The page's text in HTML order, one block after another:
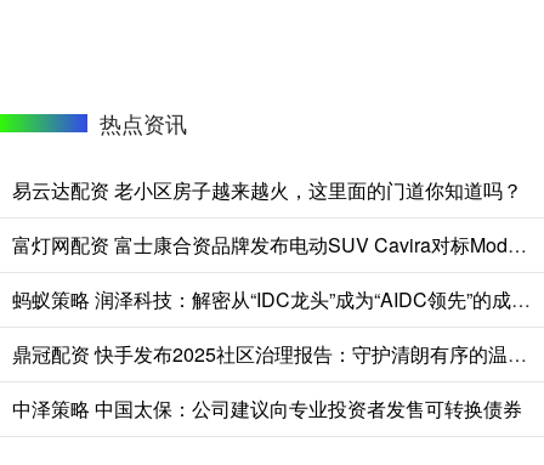
热点资讯
易云达配资 老小区房子越来越火，这里面的门道你知道吗？
富灯网配资 富士康合资品牌发布电动SUV Cavira对标Model Y
蚂蚁策略 润泽科技：解密从“IDC龙头”成为“AIDC领先”的成长密码
鼎冠配资 快手发布2025社区治理报告：守护清朗有序的温暖家园
中泽策略 中国太保：公司建议向专业投资者发售可转换债券